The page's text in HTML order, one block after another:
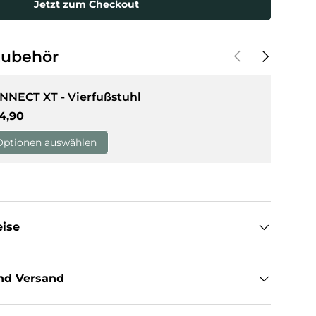
Jetzt zum Checkout
VorherigeNächste
XT - Vierfußstuhl
Preis
auswählen
Versand